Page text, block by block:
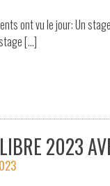
ont vu le jour: Un
[…]
2023